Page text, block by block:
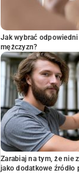
Jak wybrać
mężczyzn?
Zarabiaj na tym, że nie
jako dodatkowe